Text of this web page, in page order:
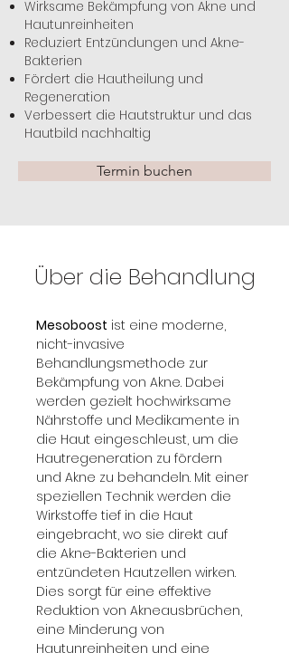
Wirksame Bekämpfung von Akne und
Hautunreinheiten
Reduziert Entzündungen und Akne-
Bakterien
Fördert die Hautheilung und
Regeneration
Verbessert die Hautstruktur und das
Hautbild nachhaltig
Termin buchen
Über die Behandlung
Mesoboost ist eine moderne,
nicht-invasive
Behandlungsmethode zur
Bekämpfung von Akne. Dabei
werden gezielt hochwirksame
Nährstoffe und Medikamente in
die Haut eingeschleust, um die
Hautregeneration zu fördern
und Akne zu behandeln. Mit einer
speziellen Technik werden die
Wirkstoffe tief in die Haut
eingebracht, wo sie direkt auf
die Akne-Bakterien und
entzündeten Hautzellen wirken.
Dies sorgt für eine effektive
Reduktion von Akneausbrüchen,
eine Minderung von
Hautunreinheiten und eine